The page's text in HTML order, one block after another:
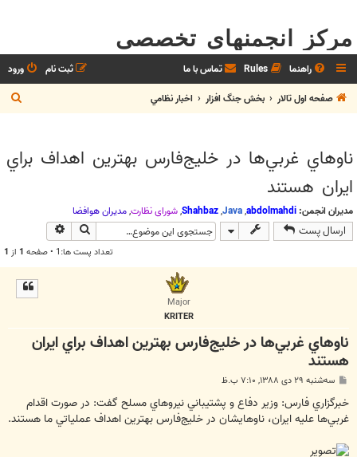
مرکز انجمنهای تخصصی
راهنما Rules تماس با ما ورود
ثبت نام
صفحه اول تالار
بخش جنگ افزار اخبار نظامي
س
جناو‌هاي غربي‌ها در خليج‌فارس بهترين اهداف براي
ايران هستند
مدیران انجمن: abdolmahdi
,
Java
,
Shahbaz
,شوراي نظارت,مديران هوافضا
ارسال پست جستجو
تعداد پست ها:1 • صفحه 1 از 1
Major
KRITER
ناو‌هاي غربي‌ها در خليج‌فارس بهترين اهداف براي ايران
هستند
ت
سه‌شنبه ۲۹ دی ۱۳۸۸, ۷:۱۰ ب.ظ
خبرگزاري فارس: وزير دفاع و پشتيباني نيروهاي مسلح گفت: در صورت اقدام
غربي‌ها عليه ايران، ناوهايشان در خليج‌فارس بهترين اهداف عملياتي ما هستند.